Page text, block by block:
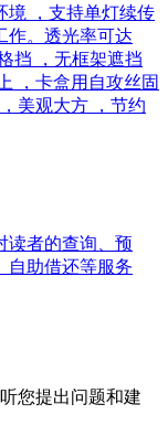
境 ，支持单灯续传
作。透光率可达
挡 ，无框架遮挡
，卡盒用自攻丝固
美观大方 ，节约
读者的查询、预
自助借还等服务
您提出问题和建